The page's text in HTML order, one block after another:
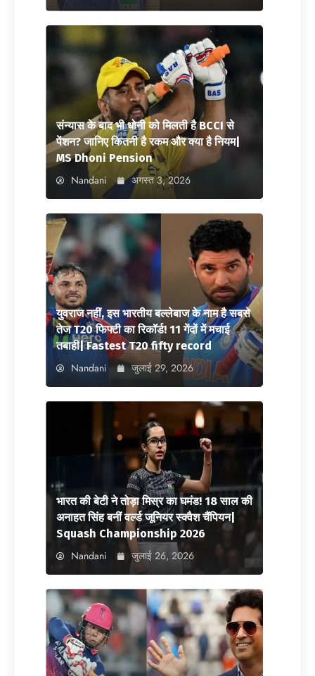
संन्यास के बाद भी धोनी को मिलती है BCCI से
पेंशन? जानिए कितनी है रकम और क्या है नियम|
MS Dhoni Pension
Nandani अगस्त 3, 2026
युवराज नहीं, इस भारतीय बल्लेबाज के नाम है सबसे
तेज T20 फिफ्टी का रिकॉर्ड! 11 गेंदों में मचाई
तबाही| Fastest T20 fifty record
Nandani जुलाई 29, 2026
भारत की बेटी ने तोड़ा मिस्र का घमंड! 18 साल की
अनाहत सिंह बनीं वर्ल्ड जूनियर स्क्वैश चैंपियन|
Squash Championship 2026
Nandani जुलाई 26, 2026